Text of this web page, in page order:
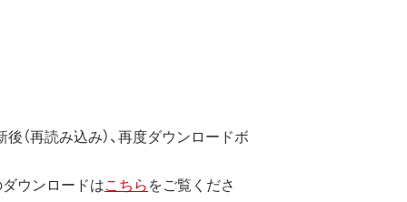
（再読み込み）、再度ダウンロードボ
ウンロードはこちらをご覧くださ